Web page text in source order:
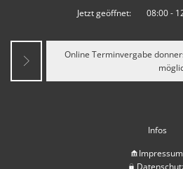
Klicken, um weitere
Jetzt geöffnet: 08:00-
Online Terminvergabe
Infos
Impressum